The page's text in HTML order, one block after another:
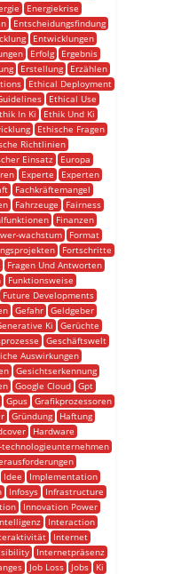
Energiekrise
Entscheidungsfindung
Entwicklungen
Erfolg
Ergebnis
Erstellung
Erzählen
Ethical Deployment
Ethical Use
In Ki
Ethik Und Ki
Ethische Fragen
Richtlinien
Einsatz
Europa
Experte
Experten
Fachkräftemangel
Fahrzeuge
Fairness
Finanzen
wachstum
Format
Fortschritte
Fragen Und Antworten
Funktionsweise
Future Developments
Gefahr
Geldgeber
Ki
Gerüchte
Geschäftswelt
Auswirkungen
Gesichtserkennung
Google Cloud Gpt
Gpus Grafikprozessoren
Gründung
Haftung
Hardware
technologieunternehmen
Idee
Implementation
Infosys
Infrastructure
Innovation Power
Interaction
Internet
Internetpräsenz
Job Loss Jobs
Ki